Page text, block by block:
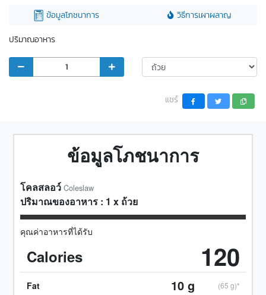
ข้อมูลโภชนาการ
วิธีการเผาผลาญ
ปริมาณอาหาร
แชร์
ข้อมูลโภชนาการ
โคลสลอว์ Coleslaw
ปริมาณของอาหาร : 1 x ถ้วย
คุณค่าอาหารที่ได้รับ
Calories 120
Fat 10g (65 g)*